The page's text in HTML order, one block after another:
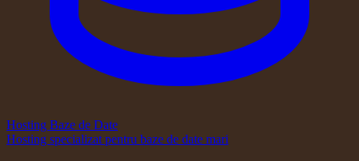
Hosting Baze de Date
Hosting specializat pentru baze de date mari